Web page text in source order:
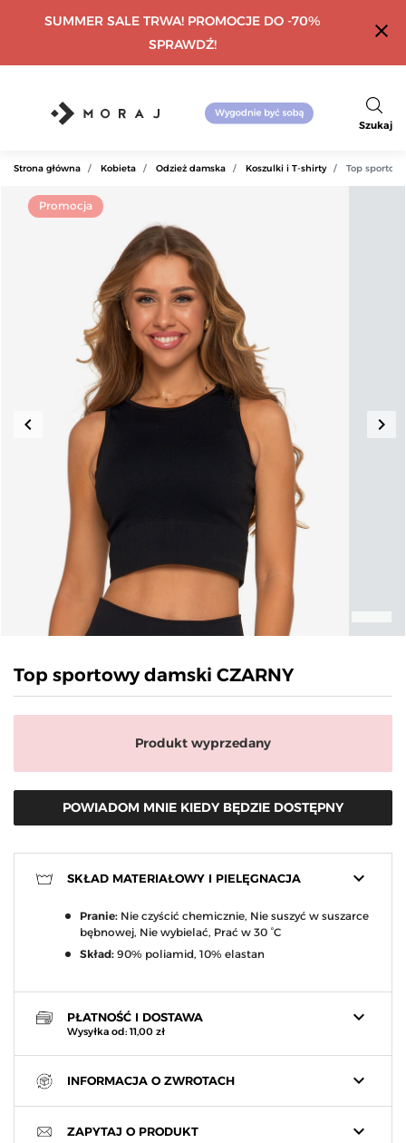
SUMMER SALE TRWA! PROMOCJE DO -70%
SPRAWDŹ!
close
Szukaj
Strona główna Kobieta Odzież damska Koszulki i T-shirty Top
Promocja
Poprzedni
keyboard_arrow_left keyboard_arrow_right
Top sportowy damski CZARNY
Produkt wyprzedany
POWIADOM MNIE KIEDY BĘDZIE DOSTĘPNY
keyboard_arrow_down
SKŁAD MATERIAŁOWY I PIELĘGNACJA
Pranie: Nie czyścić chemicznie, Nie suszyć w suszarce
bębnowej, Nie wybielać, Prać w 30 °C
Skład: 90% poliamid, 10% elastan
keyboard_arrow_down
PŁATNOŚĆ I DOSTAWA
Wysyłka od: 11,00 zł
keyboard_arrow_down
INFORMACJA O ZWROTACH
keyboard_arrow_down
ZAPYTAJ O PRODUKT